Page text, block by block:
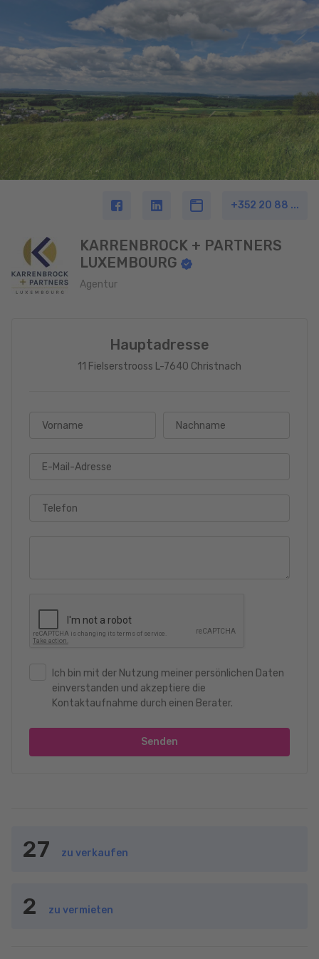
+352 20 88 ...
KARRENBROCK + PARTNERS
LUXEMBOURG
Agentur
Hauptadresse
11 Fielserstrooss L-7640 Christnach
Vorname Nachname
E-Mail-Adresse
Telefon
Ich bin mit der Nutzung meiner persönlichen Daten
einverstanden und akzeptiere die
Kontaktaufnahme durch einen Berater.
Senden
27 zu verkaufen
2 zu vermieten